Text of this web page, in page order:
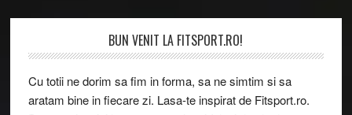
BUN VENIT LA FITSPORT.RO!
Cu totii ne dorim sa fim in forma, sa ne simtim si sa
aratam bine in fiecare zi. Lasa-te inspirat de Fitsport.ro.